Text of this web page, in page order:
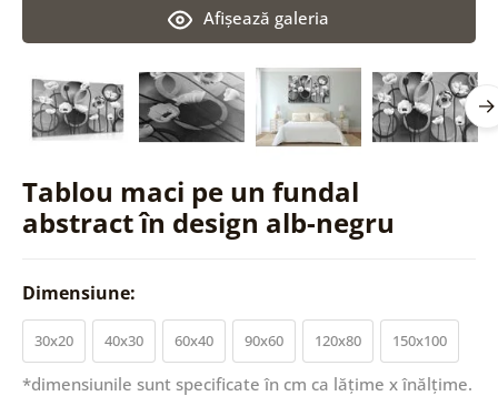
Tablou maci pe un fundal
abstract în design alb-negru
Afişează galeria
Dimensiune:
30x20 40x30 60x40 90x60 120x80 150x100
*dimensiunile sunt specificate în cm ca lățime x înălțime.